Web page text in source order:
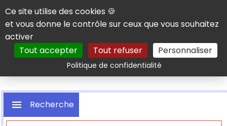
Panneau de gestion des cookies
Ce site utilise des cookies 🍪
et vous donne le contrôle sur ceux que vous souhaitez
activer
Tout accepter
Tout refuser Personnaliser
Politique de confidentialitéRechercher
Recherche